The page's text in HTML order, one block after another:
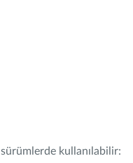
sürümlerde kullanılabilir: